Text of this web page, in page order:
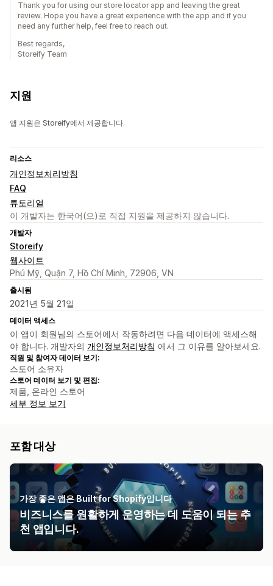
Thank you for using our store locator app and leaving the great
review. Hope you have a great experience with the app and if you
need any further help, feel free to reach out.
Best regards,
Storeify Team
지원
앱 지원은 Storeify에서 제공합니다.
리소스
개인정보처리방침
FAQ
튜토리얼
이 개발자는 한국어(으)로 직접 지원을 제공하지 않습니다.
개발자
Storeify
웹사이트
Phú Mỹ, Quận 7, Hồ Chí Minh, 72906, VN
출시됨
2021년 5월 21일
데이터 액세스
이 앱이 회원님의 스토어에서 작동하려면 다음 데이터에 액세스해
야 합니다. 개발자의 개인정보처리방침 에서 그 이유를 알아보세요.
직원 및 참여자 데이터 보기:
스토어 소유자
스토어 데이터 보기 및 편집:
제품, 온라인 스토어
세부 정보 보기
포함 대상
가장 좋은 앱은 Built for Shopify입니다
비즈니스를 원활하게 운영하는 데 도움이 되는 추
천 앱입니다.